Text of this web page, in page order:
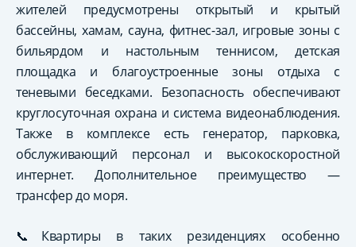
жителей предусмотрены открытый и крытый
бассейны, хамам, сауна, фитнес-зал, игровые зоны с
бильярдом и настольным теннисом, детская
площадка и благоустроенные зоны отдыха с
теневыми беседками. Безопасность обеспечивают
круглосуточная охрана и система видеонаблюдения.
Также в комплексе есть генератор, парковка,
обслуживающий персонал и высокоскоростной
интернет. Дополнительное преимущество —
трансфер до моря.
📞Квартиры в таких резиденциях особенно